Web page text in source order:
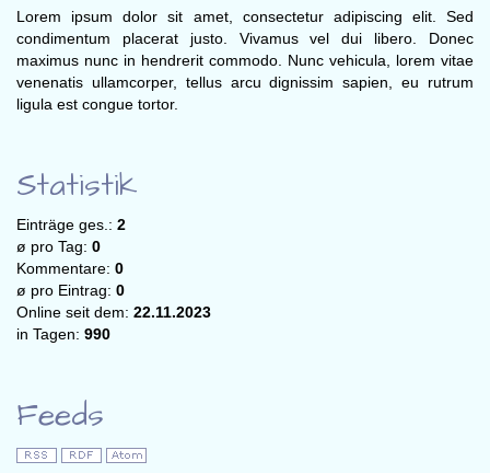
Lorem ipsum dolor sit amet, consectetur adipiscing elit. Sed
condimentum placerat justo. Vivamus vel dui libero. Donec
maximus nunc in hendrerit commodo. Nunc vehicula, lorem vitae
venenatis ullamcorper, tellus arcu dignissim sapien, eu rutrum
ligula est congue tortor.
Statistik
Einträge ges.: 2
ø pro Tag: 0
Kommentare: 0
ø pro Eintrag: 0
Online seit dem: 22.11.2023
in Tagen: 990
Feeds